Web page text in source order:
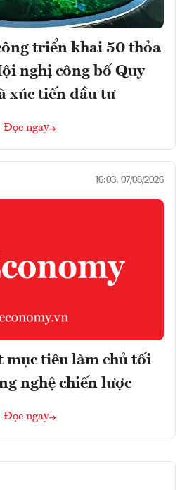
triển khai 50 thỏa
nghị công bố Quy
xúc tiến đầu tư
Đọc ngay
16:03, 07/08/2026
mục tiêu làm chủ tối
nghệ chiến lược
Đọc ngay